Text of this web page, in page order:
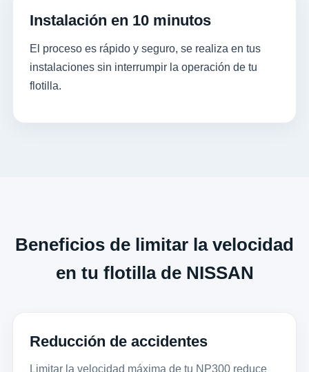
Instalación en 10 minutos
El proceso es rápido y seguro, se realiza en tus
instalaciones sin interrumpir la operación de tu
flotilla.
Beneficios de limitar la velocidad
en tu flotilla de NISSAN
Reducción de accidentes
Limitar la velocidad máxima de tu NP300 reduce